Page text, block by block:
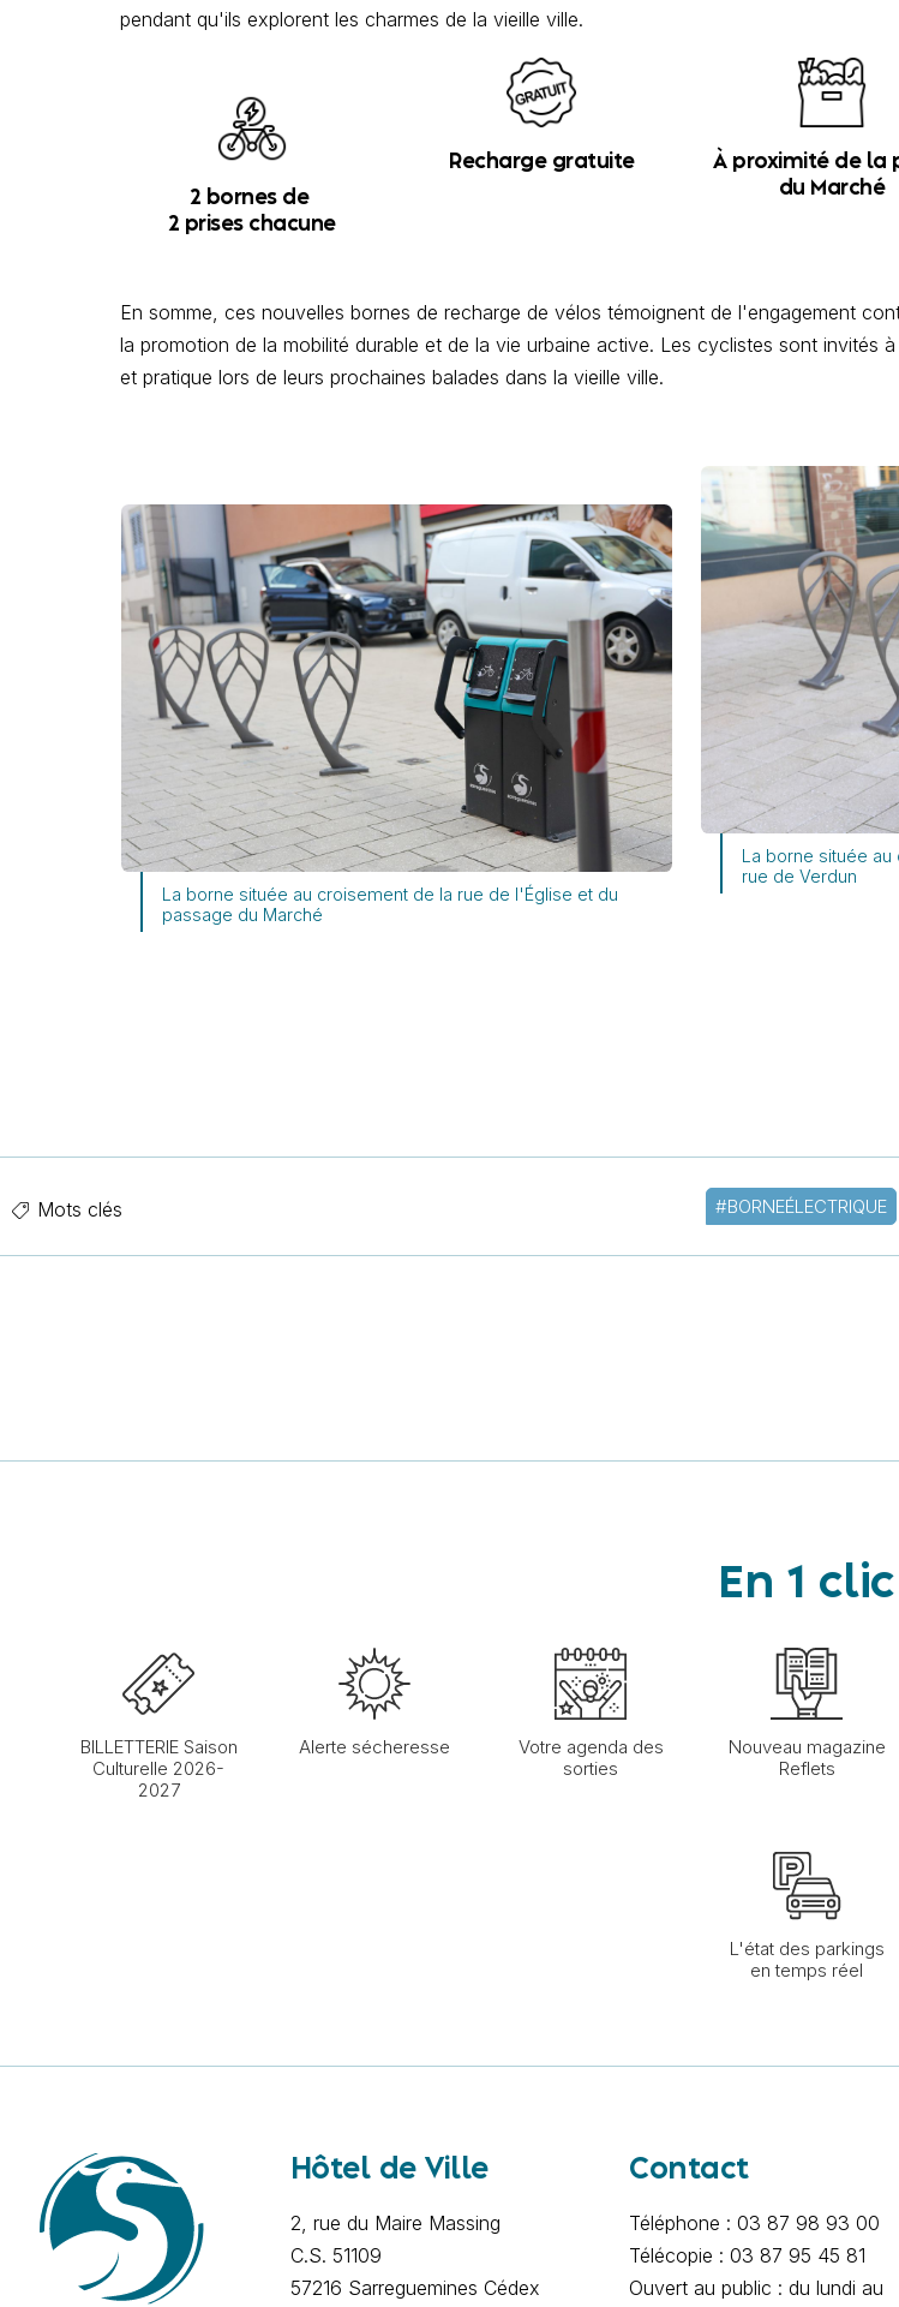
pendant qu'ils explorent les charmes de la vieille ville.
2 bornes de
2 prises chacune
Recharge gratuite
À proximité de la
du Marché
En somme, ces nouvelles bornes de recharge de vélos témoignent de l'engagement
la promotion de la mobilité durable et de la vie urbaine active. Les cyclistes sont invités
et pratique lors de leurs prochaines balades dans la vieille ville.
La borne située au croisement de la rue de l'Église et du
passage du Marché
La borne située
rue de Verdun
Mots clés #BORNEÉLECTRIQUE
En 1 clic
BILLETTERIE Saison
Culturelle 2026-
2027
Alerte sécheresse
Votre agenda des
sorties
Nouveau magazine
Reflets
L'état des parkings
en temps réel
Hôtel de Ville
2, rue du Maire Massing
C.S. 51109
57216 Sarreguemines Cédex
Contact
Téléphone : 03 87 98 93 00
Télécopie : 03 87 95 45 81
Ouvert au public : du lundi au